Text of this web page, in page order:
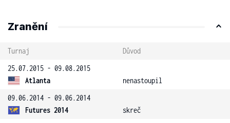
Zranění
Turnaj
Důvod
25.07.2015 - 09.08.2015
Atlanta
nenastoupil
09.06.2014 - 09.06.2014
Futures 2014
skreč